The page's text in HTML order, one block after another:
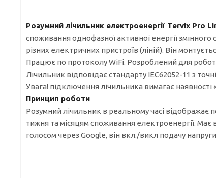
Розумний лічильник електроенергії Tervix Pro
споживання однофазної активної енергії
різних електричних пристроїв (ліній). Він
Працює по протоколу WiFi. Розроблений для
Лічильник відповідає стандарту IEC62052-11 з
Увага! підключення лічильника вимагає
Принцип роботи
Розумний лічильник в реальному часі відображає
тижня та місяцям споживання електроенергії.
голосом через Google, він вкл./викл подачу